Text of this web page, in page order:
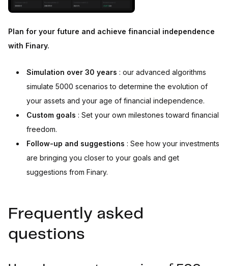
Plan for your future and achieve financial independence
with Finary.
Simulation over 30 years : our advanced algorithms
simulate 5000 scenarios to determine the evolution of
your assets and your age of financial independence.
Custom goals : Set your own milestones toward financial
freedom.
Follow-up and suggestions : See how your investments
are bringing you closer to your goals and get
suggestions from Finary.
Frequently asked
questions